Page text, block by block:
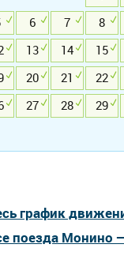
6 7 8
13 14 15
20 21 22
27 28 29
график
поезда Монино